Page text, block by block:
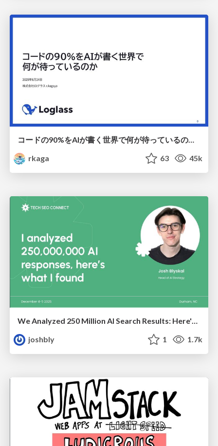
rkaga
63 45k
We Analyzed 250 Million AI Search Results: Here's What I Found
joshbly
1 1.7k